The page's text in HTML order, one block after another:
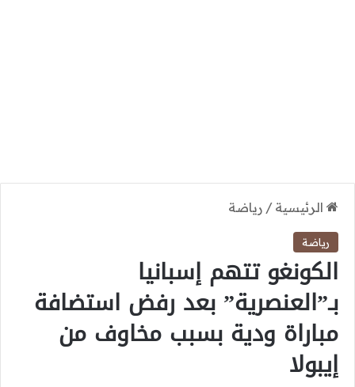
الرئيسية / رياضة
رياضة
الكونغو تتهم إسبانيا
بـ”العنصرية” بعد رفض استضافة
مباراة ودية بسبب مخاوف من
إيبولا